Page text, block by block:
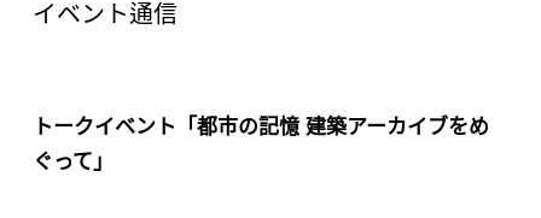
イベント通信
トークイベント「都市の記憶 建築アーカイブをめ
ぐって」